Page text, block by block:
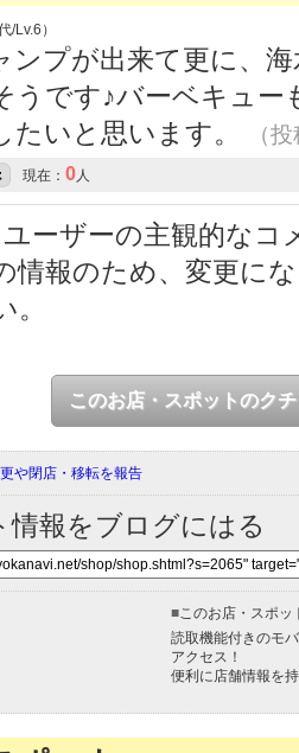
/Lv.6）
ンプが出来て更に、
うです♪バーベキュ
たいと思います。
（
現在： 0人
ーザーの主観的なコ
情報のため、変更に
このお店・スポットのク
や閉店・移転を報告
情報をブログにはる
■このお店・スポッ
読取機能付きのモ
アクセス！
便利に店舗情報を